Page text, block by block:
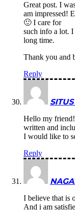
Great post. I
am impressed!
🙂 I care for
such info a lot.
long time.
Thank you and
Reply
Hello my friend!
written and
I would like to
Reply
I believe that is
And i am